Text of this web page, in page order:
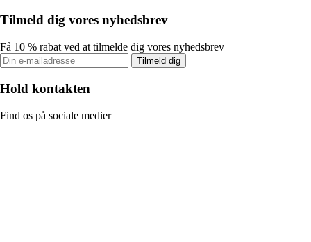
Tilmeld dig vores nyhedsbrev
Få 10 % rabat ved at tilmelde dig vores nyhedsbrev
Tilmeld dig
Hold kontakten
Find os på sociale medier